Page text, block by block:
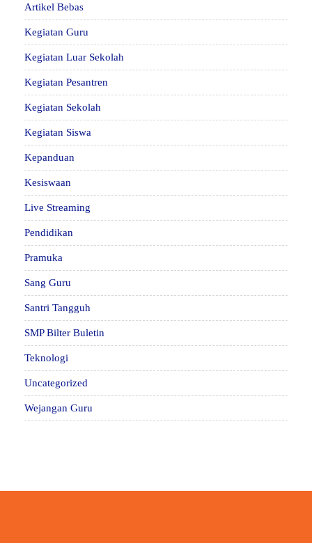
Artikel Bebas
Kegiatan Guru
Kegiatan Luar Sekolah
Kegiatan Pesantren
Kegiatan Sekolah
Kegiatan Siswa
Kepanduan
Kesiswaan
Live Streaming
Pendidikan
Pramuka
Sang Guru
Santri Tangguh
SMP Bilter Buletin
Teknologi
Uncategorized
Wejangan Guru